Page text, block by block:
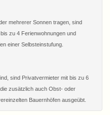
mehrerer Sonnen tragen, sind
zu 4 Ferienwohnungen und
einer Selbsteinstufung.
sind Privatvermieter mit bis zu 6
zusätzlich auch Obst- oder
Bauernhöfen ausgeübt.